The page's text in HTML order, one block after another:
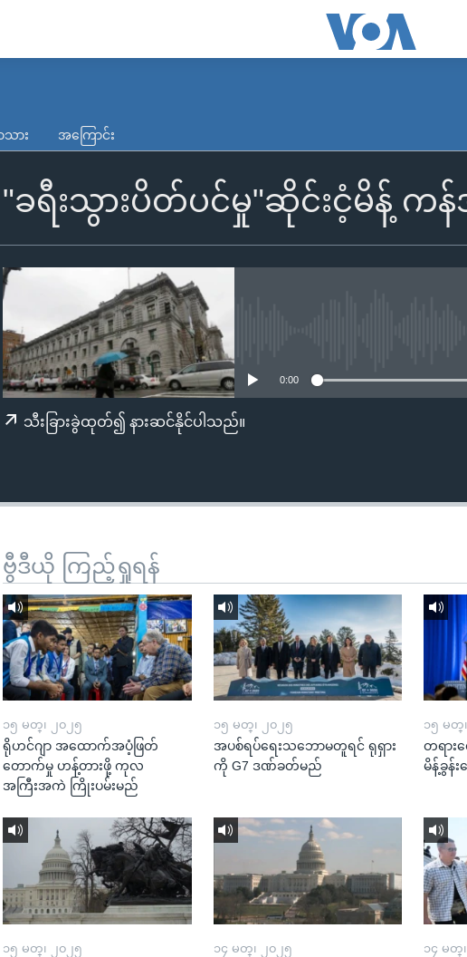
ား အကြောင်း
"ခရီးသွားပိတ်ပင်မှု"ဆိုင်းငံ့မိန့်
0:00
သီးခြားခွဲထုတ်၍ နားဆင်နိုင်ပါသည်။
ဗွီဒီယို ကြည့်ရှုရန်
၁၅ မတ္၊ ၂၀၂၅
ရိုဟင်ဂျာ အထောက်အပံ့ဖြတ်
တောက်မှု ဟန့်တားဖို့ ကုလ
အကြီးအကဲ ကြိုးပမ်းမည်
၁၅ မတ္၊ ၂၀၂၅
အပစ်ရပ်ရေးသဘောမတူရင် ရုရှား
ကို G7 ဒဏ်ခတ်မည်
၁၅ မတ္
တရားရ
မိန့်ခွန်းပ
၁၅ မတ္၊ ၂၀၂၅ ၁၄ မတ္၊ ၂၀၂၅ ၁၄ မတ္